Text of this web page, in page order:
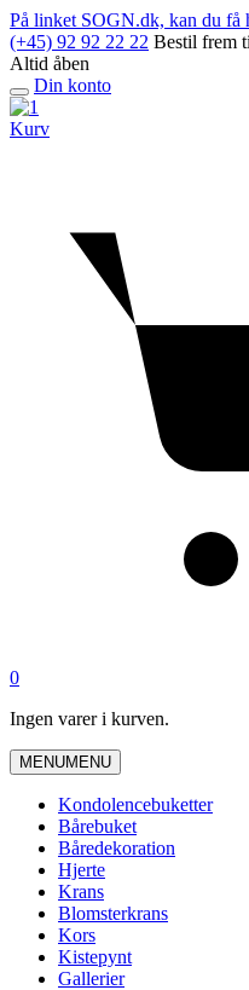
Skip
to
content
På linket SOGN.dk, kan du få
(+45) 92 92 22 22 Bestil frem
Altid åben
Open
menu
Din konto
Kurv
0
Ingen varer i kurven.
MENUMENU
Kondolencebuketter
Bårebuket
Båredekoration
Hjerte
Krans
Blomsterkrans
Kors
Kistepynt
Gallerier